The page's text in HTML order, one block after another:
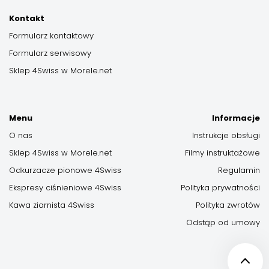
Kontakt
Formularz kontaktowy
Formularz serwisowy
Sklep 4Swiss w Morele.net
Menu
O nas
Sklep 4Swiss w Morele.net
Odkurzacze pionowe 4Swiss
Ekspresy ciśnieniowe 4Swiss
Kawa ziarnista 4Swiss
Informacje
Instrukcje obsługi
Filmy instruktażowe
Regulamin
Polityka prywatności
Polityka zwrotów
Odstąp od umowy